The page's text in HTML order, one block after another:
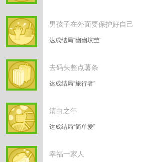
男孩子在外面要保护好自己
达成结局“幽幽坟茔”
去码头整点薯条
达成结局“旅行者”
清白之年
达成结局“简单爱”
幸福一家人